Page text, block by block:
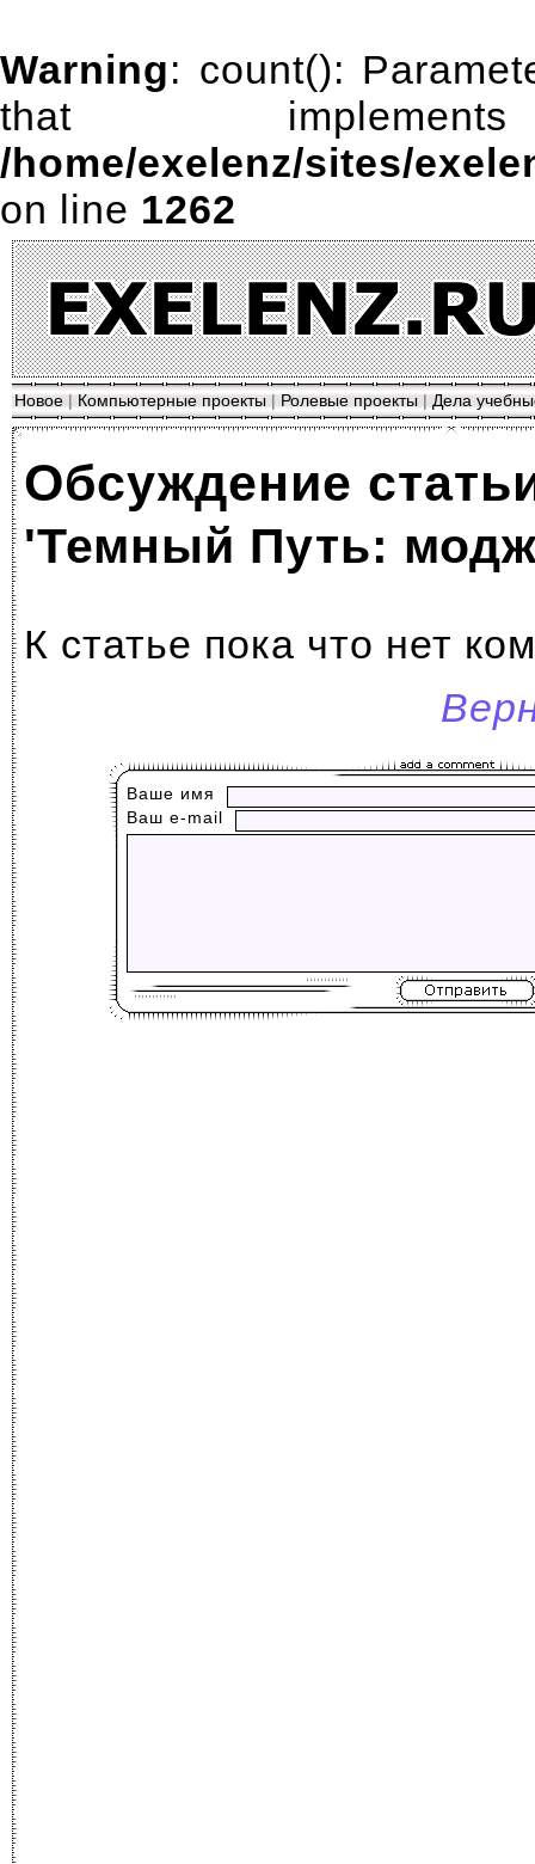
Warning: count():
that
/home/exelenz/sites/
on line 1262
Новое | Компьютерные проекты | Ролевые проекты | Дела
Обсуждение
'Темный Путь:
К статье пока что нет
Ваше имя
Ваш е-mail